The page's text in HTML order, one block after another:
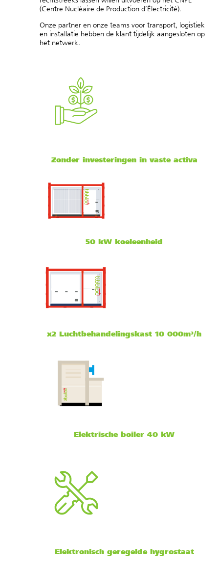
(Centre Nucléaire de Production d’Électricité).
Onze partner en onze teams voor transport, logistiek
en installatie hebben de klant tijdelijk aangesloten op
het netwerk.
Zonder investeringen in vaste activa
50 kW koeleenheid
x2 Luchtbehandelingskast 10 000m³/h
Elektrische boiler 40 kW
Elektronisch geregelde hygrostaat